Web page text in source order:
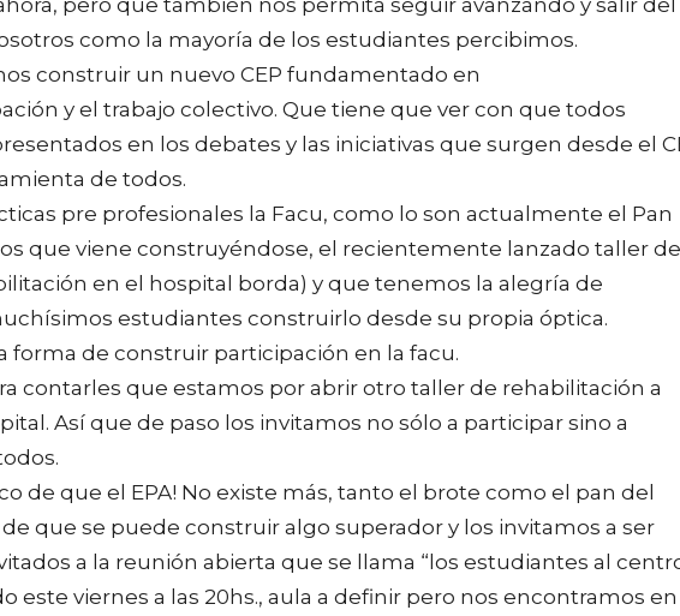
como la mayoría de los estudiantes percibimos.
construir un nuevo CEP fundamentado en
y el trabajo colectivo. Que tiene que ver con que todos
en los debates y las iniciativas que surgen desde el
de todos.
pre profesionales la Facu, como lo son actualmente el Pan
que viene construyéndose, el recientemente lanzado taller
en el hospital borda) y que tenemos la alegría de
estudiantes construirlo desde su propia óptica.
de construir participación en la facu.
que estamos por abrir otro taller de rehabilitación a
Así que de paso los invitamos no sólo a participar sino a
que el EPA! No existe más, tanto el brote como el pan del
que se puede construir algo superador y los invitamos a ser
a la reunión abierta que se llama “los estudiantes al
este viernes a las 20hs., aula a definir pero nos encontramos en